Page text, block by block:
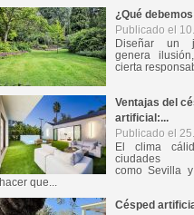
¿Qué
Publicado el
Diseñar un
genera
cierta
Ventajas del
artificial:...
Publicado el
El clima
ciudades
como Sevilla
hacer que...
Césped